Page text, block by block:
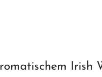
Irish